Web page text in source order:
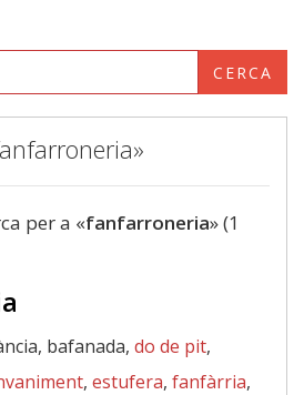
CERCA
per a «fanfarroneria» (1
bafanada, do de pit,
, estufera, fanfàrria,